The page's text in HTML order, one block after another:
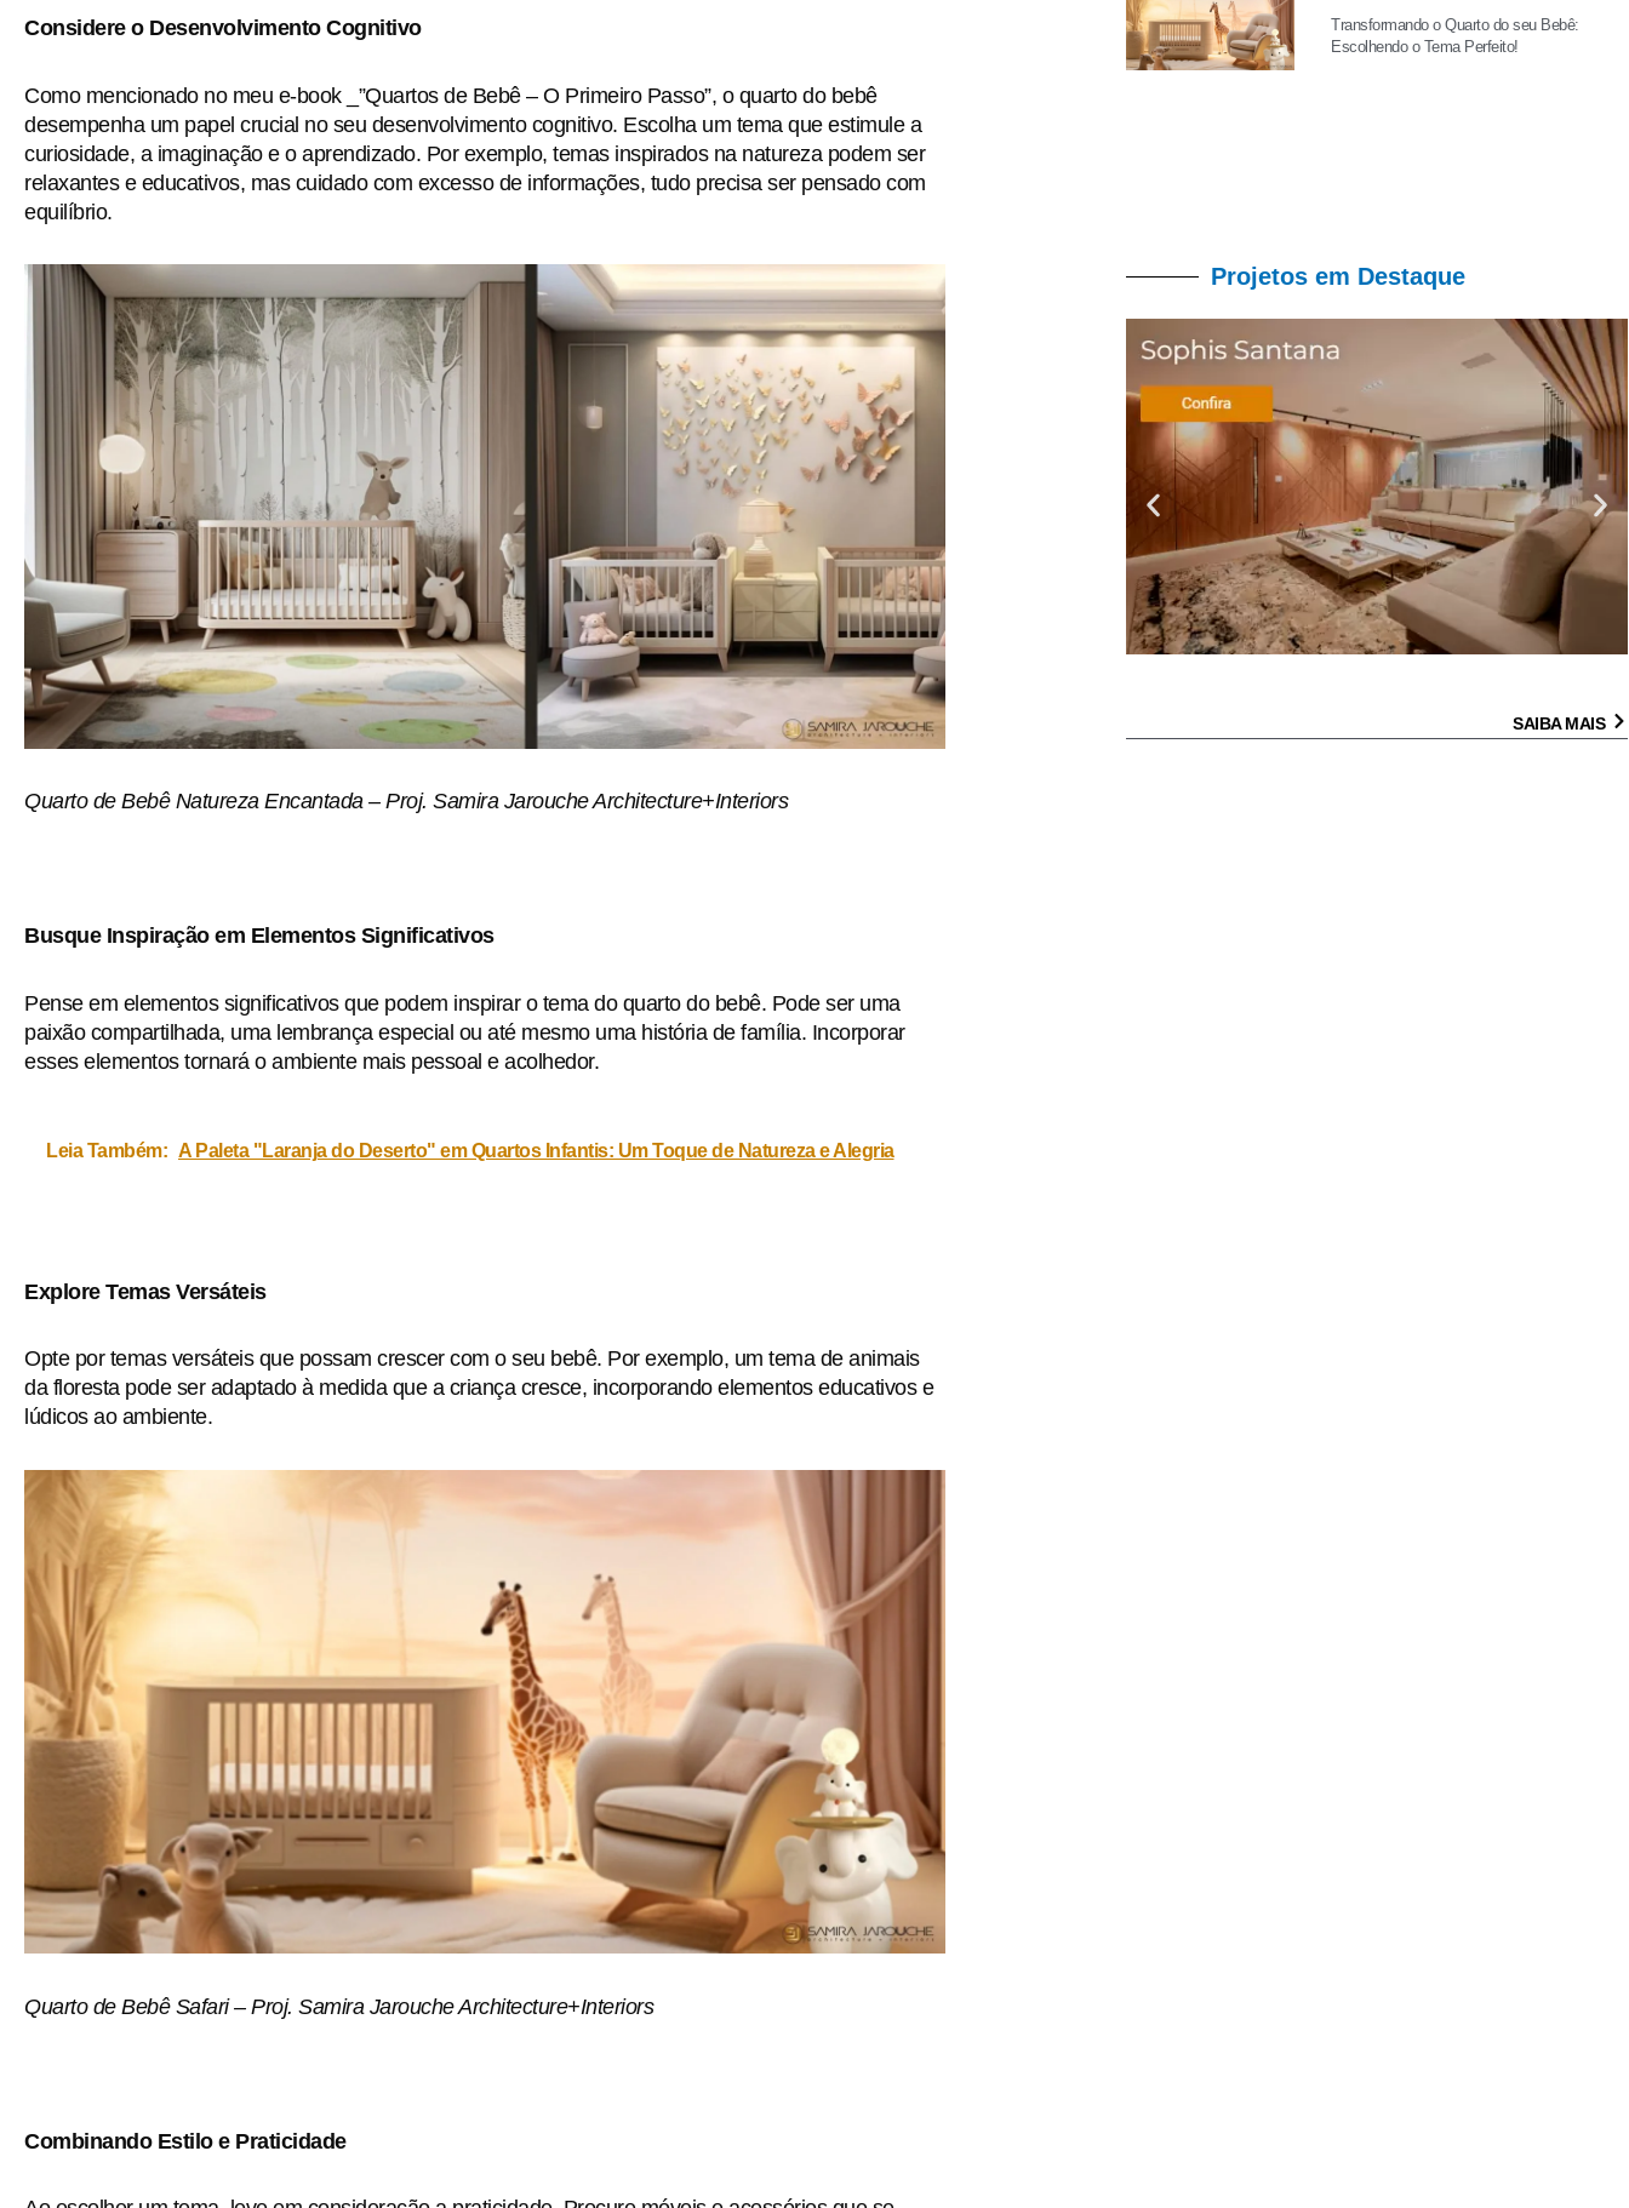
Considere o Desenvolvimento Cognitivo
Como mencionado no meu e-book _”Quartos de Bebê – O Primeiro Passo”, o quarto do bebê
desempenha um papel crucial no seu desenvolvimento cognitivo. Escolha um tema que estimule a
curiosidade, a imaginação e o aprendizado. Por exemplo, temas inspirados na natureza podem ser
relaxantes e educativos, mas cuidado com excesso de informações, tudo precisa ser pensado com
equilíbrio.
Quarto de Bebê Natureza Encantada – Proj. Samira Jarouche Architecture+Interiors
Busque Inspiração em Elementos Significativos
Pense em elementos significativos que podem inspirar o tema do quarto do bebê. Pode ser uma
paixão compartilhada, uma lembrança especial ou até mesmo uma história de família. Incorporar
esses elementos tornará o ambiente mais pessoal e acolhedor.
Leia Também: A Paleta "Laranja do Deserto" em Quartos Infantis: Um Toque de Natureza e Alegria
Explore Temas Versáteis
Opte por temas versáteis que possam crescer com o seu bebê. Por exemplo, um tema de animais
da floresta pode ser adaptado à medida que a criança cresce, incorporando elementos educativos e
lúdicos ao ambiente.
Quarto de Bebê Safari – Proj. Samira Jarouche Architecture+Interiors
Combinando Estilo e Praticidade
Transformando o Quarto do seu Bebê:
Escolhendo o Tema Perfeito!
Projetos em Destaque
SAIBA MAIS